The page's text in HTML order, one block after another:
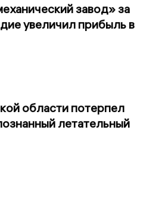
завод» за
увеличил прибыль в
области потерпел
летательный